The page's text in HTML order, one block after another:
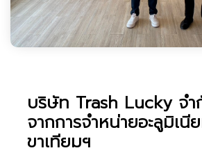
บริษัท Trash Lucky จำ
จากการจำหน่ายอะลูมิเนี
ขาเทียมฯ